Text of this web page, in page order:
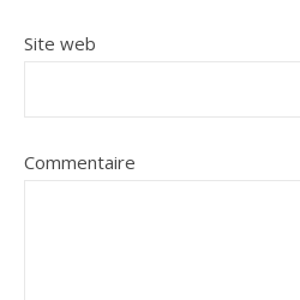
Site web
Commentaire